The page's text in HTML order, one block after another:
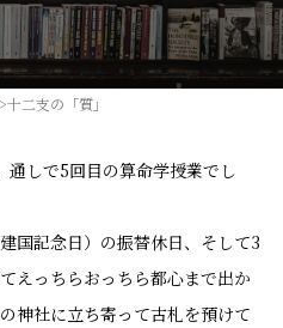
>十二支の「質」
通しで5回目の算命学授業でし
国記念日）の振替休日、そして3
えっちらおっちら都心まで出か
神社に立ち寄って古札を預けて